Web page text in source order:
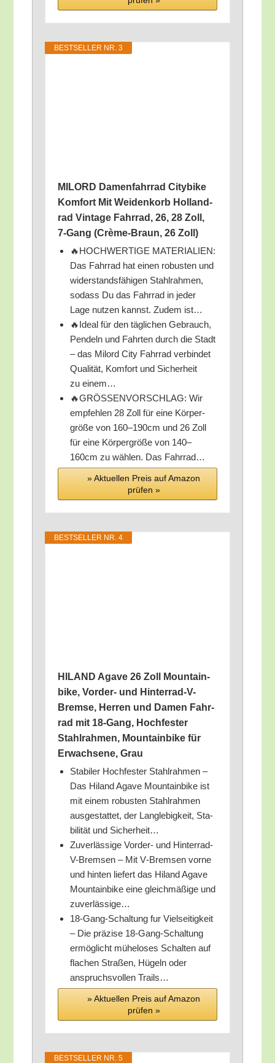
BEST­SEL­LER NR. 3
MILORD Damen­fahr­rad City­bike
Kom­fort Mit Wei­den­korb Hol­land­
rad Vin­ta­ge Fahr­rad, 26, 28 Zoll,
7‑Gang (Crè­me-Braun, 26 Zoll)
🔥HOCHWERTIGE MATERIALIEN:
Das Fahr­rad hat einen robus­ten und
wider­stands­fä­hi­gen Stahl­rah­men,
sodass Du das Fahr­rad in jeder
Lage nut­zen kannst. Zudem ist…
🔥Ide­al für den täg­li­chen Gebrauch,
Pen­deln und Fahr­ten durch die Stadt
– das Mil­ord City Fahr­rad ver­bin­det
Qua­li­tät, Kom­fort und Sicher­heit
zu einem…
🔥GRÖSSENVORSCHLAG: Wir
emp­feh­len 28 Zoll für eine Kör­per­
grö­ße von 160–190cm und 26 Zoll
für eine Kör­per­grö­ße von 140–
160cm zu wäh­len. Das Fahrrad…
» Aktu­el­len Preis auf Ama­zon
prü­fen »
BEST­SEL­LER NR. 4
HILAND Aga­ve 26 Zoll Moun­tain­
bike, Vor­der- und Hin­ter­rad-V-
Brem­se, Her­ren und Damen Fahr­
rad mit 18-Gang, Hoch­fes­ter
Stahl­rah­men, Moun­tain­bike für
Erwach­se­ne, Grau
Sta­bi­ler Hoch­fes­ter Stahl­rah­men –
Das Hil­and Aga­ve Moun­tain­bike ist
mit einem robus­ten Stahl­rah­men
aus­ge­stat­tet, der Lang­le­big­keit, Sta­
bi­li­tät und Sicherheit…
Zuver­läs­si­ge Vor­der- und Hin­ter­rad-
V-Brem­sen – Mit V‑Bremsen vor­ne
und hin­ten lie­fert das Hil­and Aga­ve
Moun­tain­bike eine gleich­mä­ßi­ge und
zuverlässige…
18-Gang-Schal­tung fur Viel­sei­tig­keit
– Die prä­zi­se 18-Gang-Schal­tung
ermög­licht mühe­lo­ses Schal­ten auf
fla­chen Stra­ßen, Hügeln oder
anspruchs­vol­len Trails…
» Aktu­el­len Preis auf Ama­zon
prü­fen »
BEST­SEL­LER NR. 5